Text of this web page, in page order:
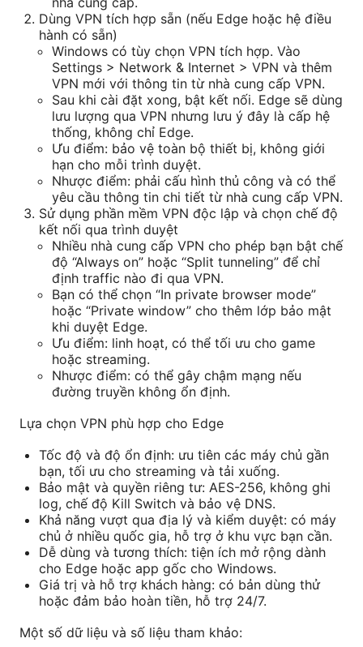
Dùng VPN tích hợp sẵn (nếu Edge hoặc hệ điều
hành có sẵn)
Windows có tùy chọn VPN tích hợp. Vào
Settings > Network & Internet > VPN và thêm
VPN mới với thông tin từ nhà cung cấp VPN.
Sau khi cài đặt xong, bật kết nối. Edge sẽ dùng
lưu lượng qua VPN nhưng lưu ý đây là cấp hệ
thống, không chỉ Edge.
Ưu điểm: bảo vệ toàn bộ thiết bị, không giới
hạn cho mỗi trình duyệt.
Nhược điểm: phải cấu hình thủ công và có thể
yêu cầu thông tin chi tiết từ nhà cung cấp VPN.
Sử dụng phần mềm VPN độc lập và chọn chế độ
kết nối qua trình duyệt
Nhiều nhà cung cấp VPN cho phép bạn bật chế
độ “Always on” hoặc “Split tunneling” để chỉ
định traffic nào đi qua VPN.
Bạn có thể chọn “In private browser mode”
hoặc “Private window” cho thêm lớp bảo mật
khi duyệt Edge.
Ưu điểm: linh hoạt, có thể tối ưu cho game
hoặc streaming.
Nhược điểm: có thể gây chậm mạng nếu
đường truyền không ổn định.
Lựa chọn VPN phù hợp cho Edge
Tốc độ và độ ổn định: ưu tiên các máy chủ gần
bạn, tối ưu cho streaming và tải xuống.
Bảo mật và quyền riêng tư: AES-256, không ghi
log, chế độ Kill Switch và bảo vệ DNS.
Khả năng vượt qua địa lý và kiểm duyệt: có máy
chủ ở nhiều quốc gia, hỗ trợ ở khu vực bạn cần.
Dễ dùng và tương thích: tiện ích mở rộng dành
cho Edge hoặc app gốc cho Windows.
Giá trị và hỗ trợ khách hàng: có bản dùng thử
hoặc đảm bảo hoàn tiền, hỗ trợ 24/7.
Một số dữ liệu và số liệu tham khảo: